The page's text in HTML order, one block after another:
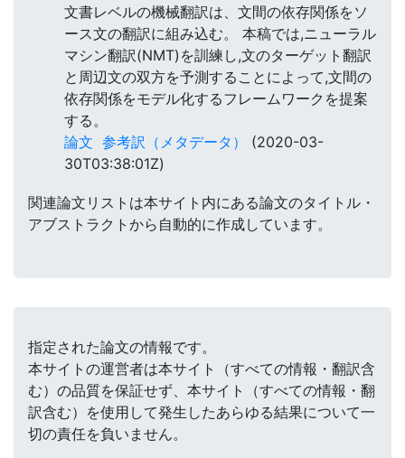
文書レベルの機械翻訳は、文間の依存関係をソ
ース文の翻訳に組み込む。 本稿では,ニューラル
マシン翻訳(NMT)を訓練し,文のターゲット翻訳
と周辺文の双方を予測することによって,文間の
依存関係をモデル化するフレームワークを提案
する。
論文 参考訳（メタデータ）
(2020-03-
30T03:38:01Z)
関連論文リストは本サイト内にある論文のタイトル・
アブストラクトから自動的に作成しています。
指定された論文の情報です。
本サイトの運営者は本サイト（すべての情報・翻訳含
む）の品質を保証せず、本サイト（すべての情報・翻
訳含む）を使用して発生したあらゆる結果について一
切の責任を負いません。